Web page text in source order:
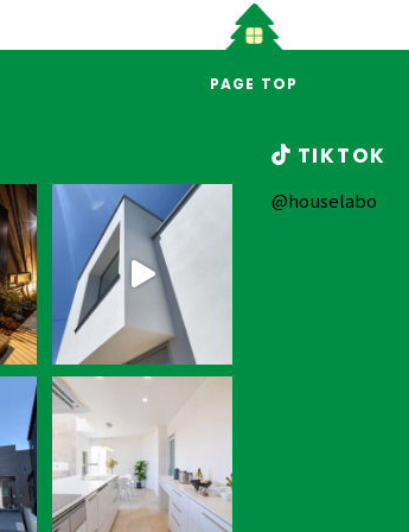
PAGE TOP
TIKTOK
@houselabo